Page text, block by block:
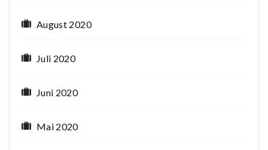
August 2020
Juli 2020
Juni 2020
Mai 2020